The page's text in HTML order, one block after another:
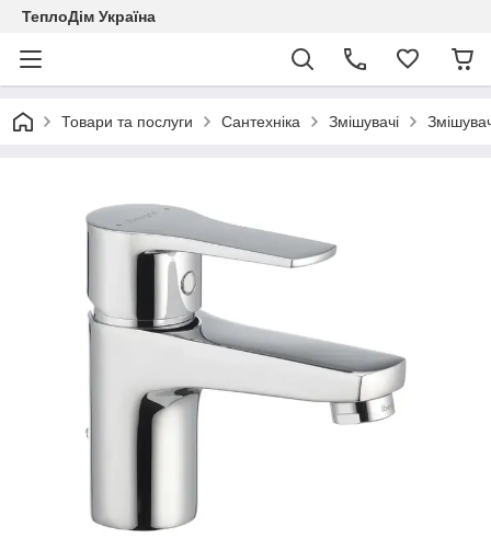
ТеплоДім Україна
Товари та послуги Сантехніка Змішувачі